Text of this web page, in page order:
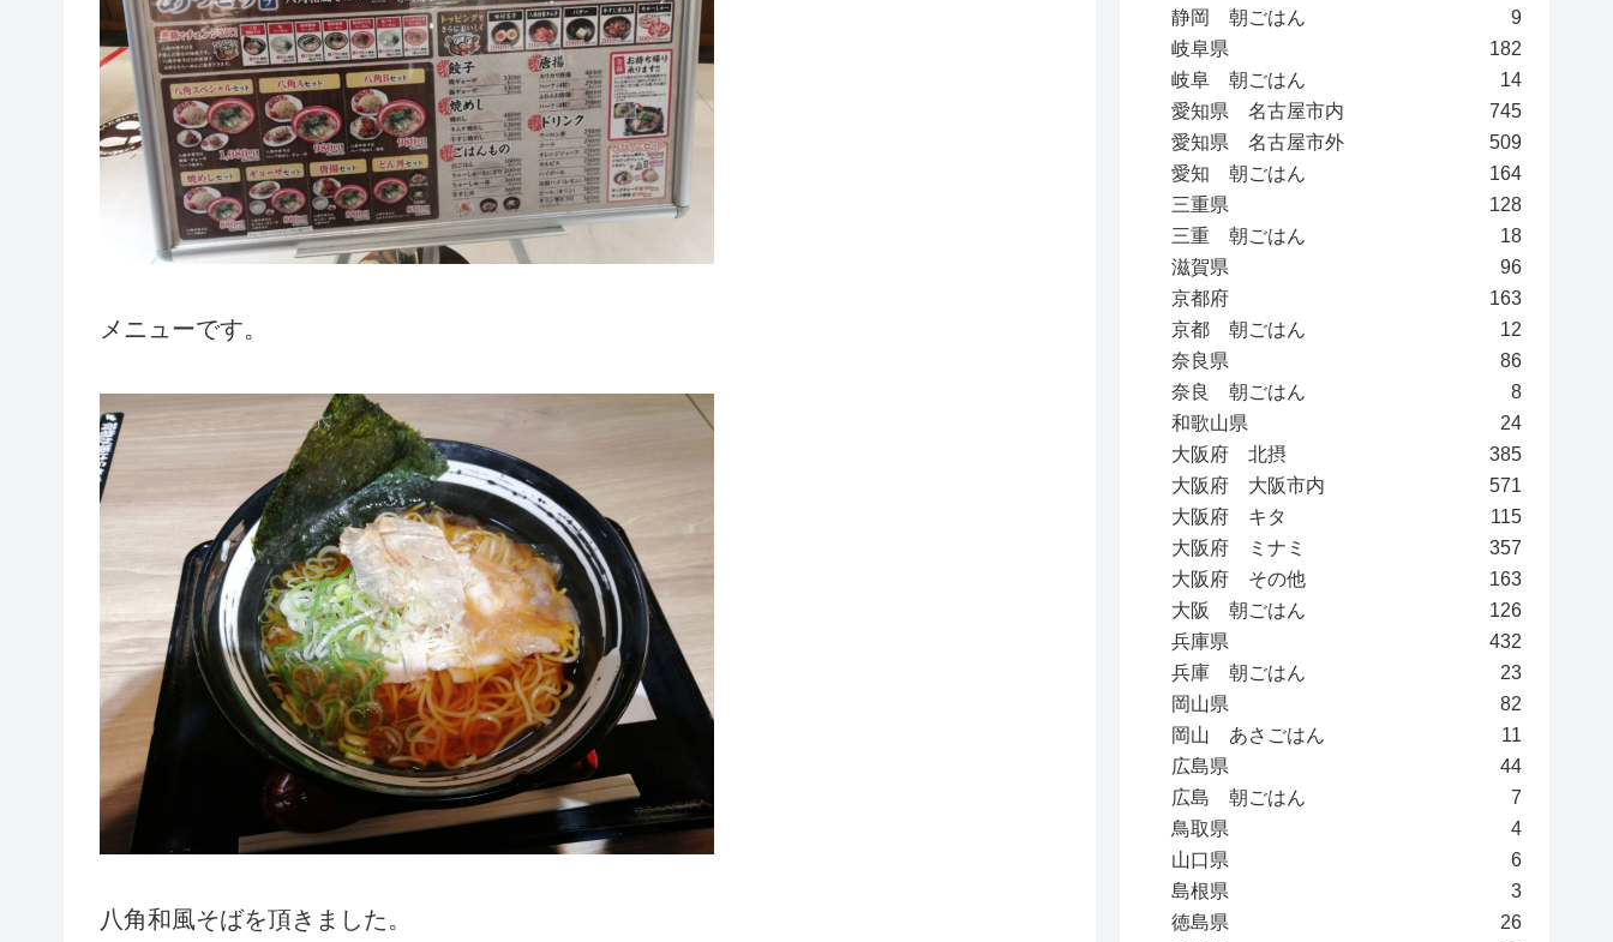
メニューです。
八角和風そばを頂きました。
静岡 朝ごはん
9
岐阜県
182
岐阜 朝ごはん
14
愛知県 名古屋市内
745
愛知県 名古屋市外
509
愛知 朝ごはん
164
三重県
128
三重 朝ごはん
18
滋賀県
96
京都府
163
京都 朝ごはん
12
奈良県
86
奈良 朝ごはん
8
和歌山県
24
大阪府 北摂
385
大阪府 大阪市内
571
大阪府 キタ
115
大阪府 ミナミ
357
大阪府 その他
163
大阪 朝ごはん
126
兵庫県
432
兵庫 朝ごはん
23
岡山県
82
岡山 あさごはん
11
広島県
44
広島 朝ごはん
7
鳥取県
4
山口県
6
島根県
3
徳島県
26